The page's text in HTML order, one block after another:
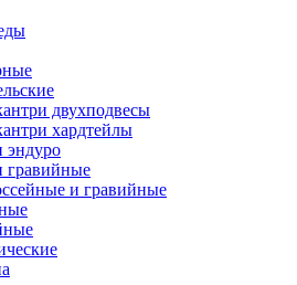
двухподвесы
хардтейлы
эндуро
и гравийные